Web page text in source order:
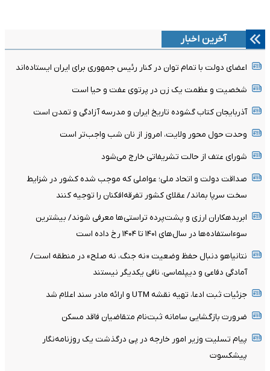
آخرین اخبار
اعضای دولت با تمام توان در کنار رئیس جمهوری برای ایران ایستاده‌اند
شخصیت و عظمت یک زن در پرتوی عفت و حیا است
آذربایجان کتاب گشوده تاریخ ایران و مدرسه آزادگی و تمدن است
وحدت حول محور ولایت، امروز از نان شب واجب‌تر است
شورای عتف از حالت تشریفاتی خارج می‌شود
صداقت دولت و اتحاد ملی؛ عواملی که موجب شده کشور در شزایط
سخت سرپا بماند/ عقلای کشور تفرقه‌افکنان را توجیه کنند
ابربدهکاران ارزی و پشت‌پرده تراستی‌ها معرفی شوند/ بیشترین
سوءاستفاده‌ها در سال‌های ۱۴۰۱ تا ۱۴۰۴ رخ داده است
نتانیاهو دنبال حفظ وضعیت «نه جنگ، نه صلح» در منطقه است/
آمادگی دفاعی و دیپلماسی، نافی یکدیگر نیستند
جزئیات ثبت ادعا، تهیه نقشه UTM و ارائه مادر سند اعلام شد
ضرورت بازگشایی سامانه ثبت‌نام متقاضیان فاقد مسکن
پیام تسلیت وزیر امور خارجه در پی درگذشت یک روزنامه‌نگار
پیشکسوت